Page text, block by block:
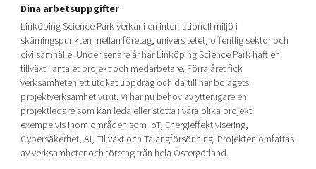
Dina arbetsuppgifter
Linköping Science Park verkar i en internationell miljö i
skärningspunkten mellan företag, universitetet, offentlig sektor och
civilsamhälle. Under senare år har Linköping Science Park haft en
tillväxt i antalet projekt och medarbetare. Förra året fick
verksamheten ett utökat uppdrag och därtill har bolagets
projektverksamhet vuxit. Vi har nu behov av ytterligare en
projektledare som kan leda eller stötta i våra olika projekt
exempelvis inom områden som IoT, Energieffektivisering,
Cybersäkerhet, AI, Tillväxt och Talangförsörjning. Projekten omfattas
av verksamheter och företag från hela Östergötland.